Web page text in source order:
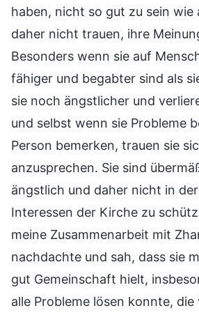
haben, nicht so gut zu sein wie
daher nicht trauen, ihre
Besonders wenn sie auf
fähiger und begabter sind als
sie noch ängstlicher und
und selbst wenn sie Probleme
Person bemerken, trauen sie
anzusprechen. Sie sind
ängstlich und daher nicht in
Interessen der Kirche zu
meine Zusammenarbeit mit
nachdachte und sah, dass sie
gut Gemeinschaft hielt,
alle Probleme lösen konnte, die